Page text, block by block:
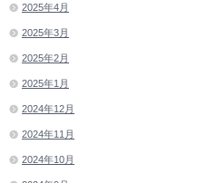
2025年4月
2025年3月
2025年2月
2025年1月
2024年12月
2024年11月
2024年10月